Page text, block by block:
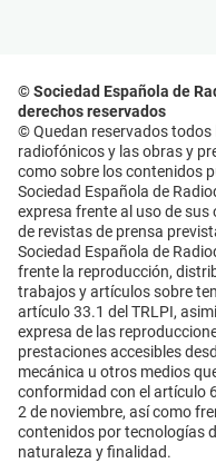
© Sociedad Española de
derechos reservados
© Quedan reservados
radiofónicos y las obras y
como sobre los contenidos
Sociedad Española de
expresa frente al uso de
de revistas de prensa
Sociedad Española de
frente la reproducción,
trabajos y artículos sobre
artículo 33.1 del TRLPI,
expresa de las
prestaciones accesibles
mecánica u otros medios
conformidad con el artículo
2 de noviembre, así como
contenidos por tecnologías
naturaleza y finalidad.